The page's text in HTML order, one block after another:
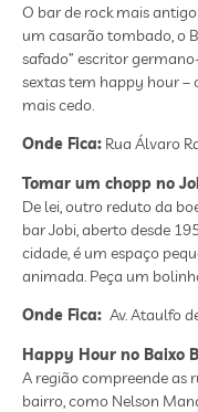
O bar de rock mais
um casarão tombado, o
safado” escritor
sextas tem happy hour –
mais cedo.
Onde Fica: Rua Álvaro
Tomar um chopp no
De lei, outro reduto da
bar Jobi, aberto desde
cidade, é um espaço
animada. Peça um
Onde Fica: Av. Ataulfo
Happy Hour no Baixo
A região compreende as
bairro, como Nelson